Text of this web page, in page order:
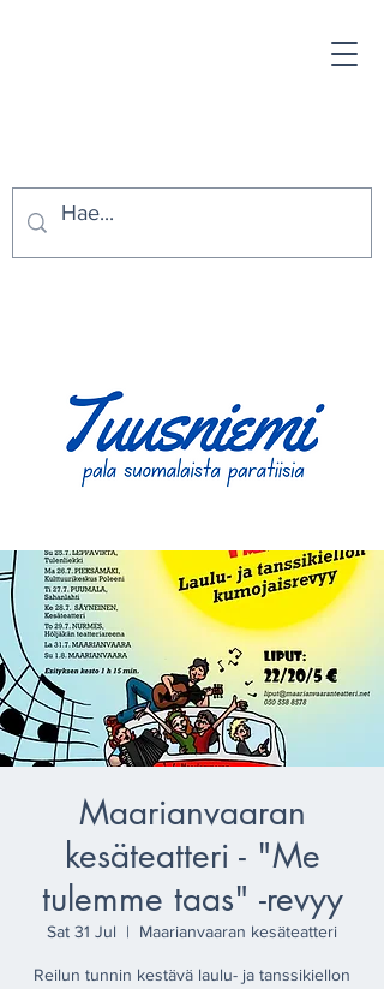
Maarianvaaran
kesäteatteri - "Me
tulemme taas" -revyy
Sat 31 Jul
  |
Maarianvaaran kesäteatteri
Reilun tunnin kestävä laulu- ja tanssikiellon